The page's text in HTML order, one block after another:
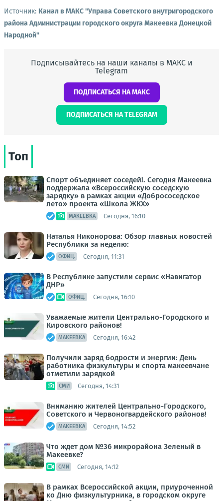
Источник: Канал в МАКС "Управа Советского внутригородского
района Администрации городского округа Макеевка Донецкой
Народной"
Подписывайтесь на наши каналы в МАКС и
Telegram
ПОДПИСАТЬСЯ НА МАКС
ПОДПИСАТЬСЯ НА TELEGRAM
Топ
Спорт объединяет соседей!. Сегодня Макеевка
поддержала «Всероссийскую соседскую
зарядку» в рамках акции «Добрососедское
лето» проекта «Школа ЖКХ»
МАКЕЕВКА Сегодня, 16:10
Наталья Никонорова: Обзор главных новостей
Республики за неделю:
ОФИЦ. Сегодня, 11:31
В Республике запустили сервис «Навигатор
ДНР»
ОФИЦ. Сегодня, 16:10
Уважаемые жители Центрально-Городского и
Кировского районов!
МАКЕЕВКА Сегодня, 16:42
Получили заряд бодрости и энергии: День
работника физкультуры и спорта макеевчане
отметили зарядкой
СМИ Сегодня, 14:31
Вниманию жителей Центрально-Городского,
Советского и Червоногвардейского районов!
МАКЕЕВКА Сегодня, 14:52
Что ждет дом №36 микрорайона Зеленый в
Макеевке?
СМИ Сегодня, 14:12
В рамках Всероссийской акции, приуроченной
ко Дню физкультурника, в городском округе